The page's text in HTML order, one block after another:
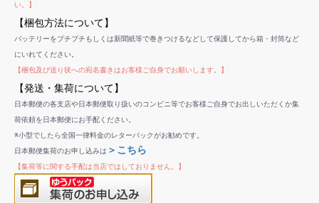
い。】
【梱包方法について】
バッテリーをプチプチもしくは新聞紙等で巻きつけるなどして保護してから箱・封筒など
にいれてください。
【梱包及び送り状への宛名書きはお客様ご自身でお願いします。】
【発送・集荷について】
日本郵便の各支店や日本郵便取り扱いのコンビニ等でお客様ご自身でお出しいただくか集
荷依頼を日本郵便にお手配ください。
※小型でしたら全国一律料金のレターパックがお勧めです。
日本郵便集荷のお申し込みは ＞こちら
【集荷等に関する手配は当店ではしておりません。】